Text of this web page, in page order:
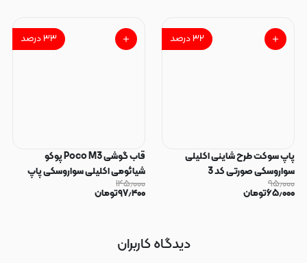
۳۲درصد
پاپ سوکت طرح شاینی اکلیلی
سواروسکی صورتی کد 3
۹۵٫۰۰۰
۶۵٫۰۰۰تومان
۳۳درصد
قاب گوشی Poco M3 پوکو
شیائومی اکلیلی سواروسکی پاپ
سوکت دار محافظ لنز دار صورتی کد
۱۴۵٫۰۰۰
۹۷٫۴۰۰تومان
دیدگاه کاربران